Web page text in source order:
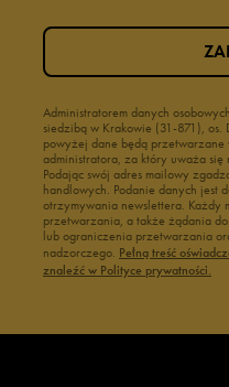
Administratorem danych
siedzibą w Krakowie (31-871),
powyżej dane będą
administratora, za który uważa się
Podając swój adres mailowy
handlowych. Podanie danych jest
otrzymywania newslettera. Każdy
przetwarzania, a także żądania
lub ograniczenia przetwarzania
nadzorczego. Pełną treść
znaleźć w Polityce prywatności.